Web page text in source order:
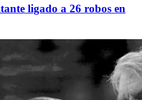
ligado a 26 robos en